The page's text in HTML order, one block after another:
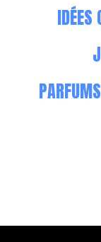
IDÉES